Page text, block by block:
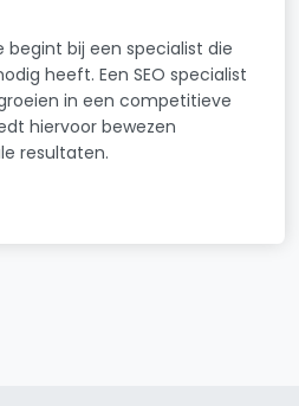
begint bij een specialist die
heeft. Een SEO specialist
in een competitieve
hiervoor bewezen
resultaten.